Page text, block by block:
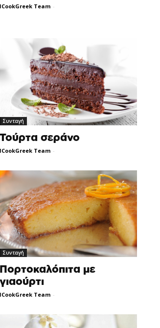
ICookGreek Team -
Συνταγή
Τούρτα σεράνο
ICookGreek Team -
Συνταγή
Πορτοκαλόπιτα με
γιαούρτι
ICookGreek Team -